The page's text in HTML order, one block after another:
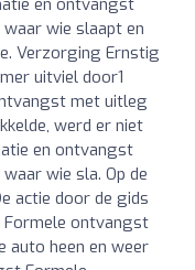
wie slaapt en
Verzorging Ernstig
uitviel door1
met uitleg
werd er niet
en ontvangst
wie sla. Op de
actie door de gids
Formele ontvangst
auto heen en weer